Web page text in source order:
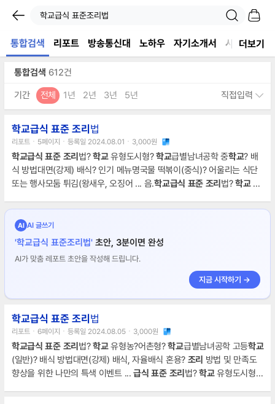
통합검색 리포트 방송통신대 노하우 자기소개서 시험자료
더보기
통합검색 612건
기간 전체 1년 2년 3년 5년 직접입력
학교급식 표준 조리 법
리포트ㆍ5페이지ㆍ등록일 2024.08.01ㆍ3,000원
학교급식 표준 조리 법?학교유형도시형?학교급별남녀공학 중학교? 배
식 방법대면(강제) 배식? 인기 메뉴명국물 떡볶이(중식)? 어울리는 식단
또는 행사모둠 튀김(왕새우, 오징어 ... 음.학교급식 표준 조리 법?학교유
메뉴명고구마 치즈롤까스*데미그라소스(중식)? 어울리는 식단 또는 행사
옥수수밥 ... 아주어야 한다.2. 고구마무스는 삼각튜브 형으로 발주 넣으
면 쉽게 짤 수 있으며 만들기 쉽다.학교급식 표준
? 배식 방법대면(강제
AI AI 글쓰기
'학교급식 표준조리법' 초안, 3분이면 완성
AI가 맞춤 레포트 초안을 작성해 드립니다.
지금 시작하기 →
학교급식 표준 조리 법
리포트ㆍ6페이지ㆍ등록일 2024.08.05ㆍ3,000원
학교급식 표준 조리 법?학교유형농?어촌형?학교급별남녀공학 고등학교
(일반)? 배식 방법대면(강제) 배식, 자율배식 혼용? 조리 방법 및 만족도
향상을 위한 나만의 특색 이벤트 ...급식 표준 조리 법?학교유형도시형?